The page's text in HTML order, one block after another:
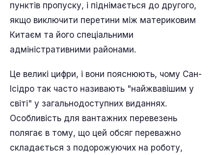
пунктів пропуску, і піднімається до другого,
якщо виключити перетини між материковим
Китаєм та його спеціальними
адміністративними районами.
Це великі цифри, і вони пояснюють, чому Сан-
Ісідро так часто називають "найжвавішим у
світі" у загальнодоступних виданнях.
Особливість для вантажних перевезень
полягає в тому, що цей обсяг переважно
складається з подорожуючих на роботу,